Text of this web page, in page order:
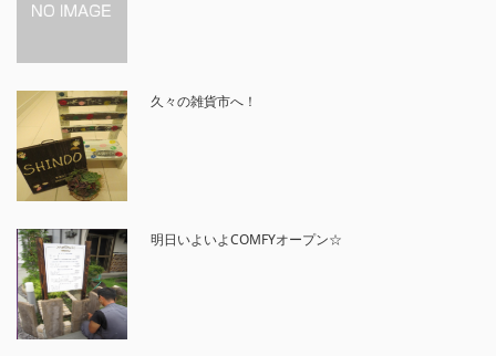
久々の雑貨市へ！
明日いよいよCOMFYオープン☆